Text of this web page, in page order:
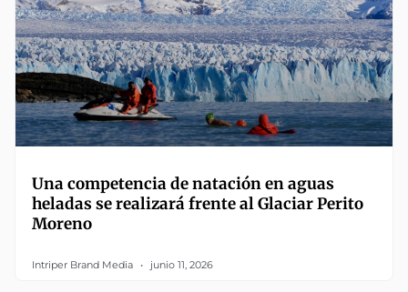
Una competencia de natación en aguas
heladas se realizará frente al Glaciar Perito
Moreno
Intriper Brand Media junio 11, 2026